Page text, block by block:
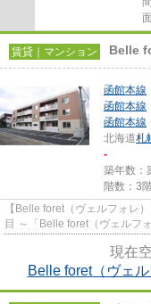
賃貸｜マンション Belle
函館本線
函館本線
函館本線
北海道札
-
築年数：
階数：3
【Belle foret（ヴェルフォレ）】の物件詳細
目 ～「Belle foret（ヴェルフォレ）」のここがイチオシ～ ～ JR手稲駅徒歩6分
現在
Belle foret（ヴェ